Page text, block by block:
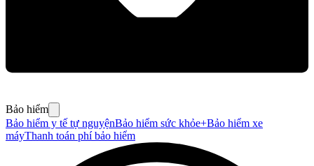
Bảo hiểm
Bảo hiểm y tế tự nguyệnBảo hiểm sức khỏe+Bảo hiểm xe
máyThanh toán phí bảo hiểm